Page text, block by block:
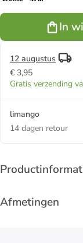
In
12 augustus
€ 3,95
Gratis verzending
limango
14 dagen retour
Afmetingen